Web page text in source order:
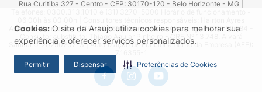
Cookies: O site da Araujo utiliza cookies para melhorar sua
experiência e oferecer serviços personalizados.
Permitir Dispensar Preferências de Cookies
Rua Curitiba 327 - Centro - CEP: 30170-120 - Belo Horizonte - MG |
Azevedo Guimarães – CRF 10.965 | Yasmin Silva Alvarenga – CRF 52.584 -
Consultor substituto: Thiago Aguiar Pinheiro - CRF Nº 13.748. Alvará
Sanitário: 2025020713 | Autorização de Funcionamento da Empresa (AFE):